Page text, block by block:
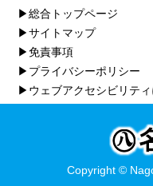
▶総合トップページ
▶サイトマップ
▶免責事項
▶プライバシーポリシー
▶ウェブアクセシビリティ
Copyright ©